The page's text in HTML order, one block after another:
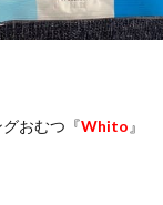
おむつ『Whito 』